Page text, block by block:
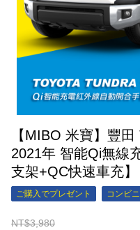
【MIBO 米寶】豐
2021年 智能Qi無線
支架+QC快速車充
ご購入でプレゼント コンビ
NT$3,980